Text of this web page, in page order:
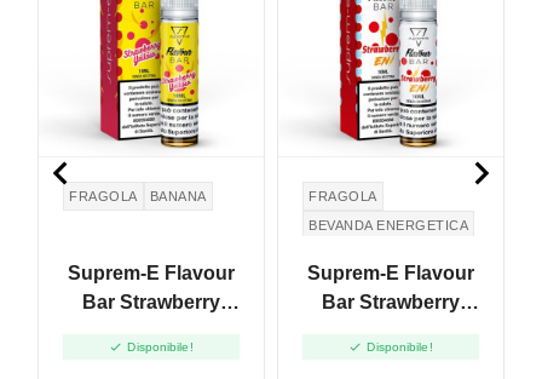
FRAGOLA BANANA
Suprem-E Flavour
Bar Strawberry
10+10
 Disponibile!
FRAGOLA
BEVANDA ENERGETICA
Suprem-E Flavour
Bar Strawberry
10+10
 Disponibile!
 